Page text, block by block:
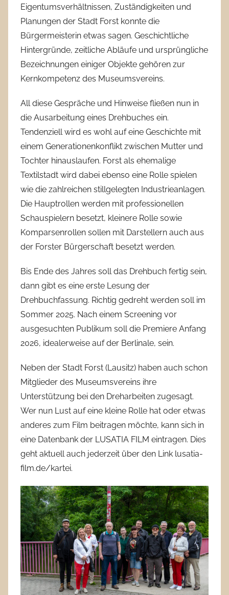
Eigentumsverhältnissen, Zuständigkeiten und
Planungen der Stadt Forst konnte die
Bürgermeisterin etwas sagen. Geschichtliche
Hintergründe, zeitliche Abläufe und ursprüngliche
Bezeichnungen einiger Objekte gehören zur
Kernkompetenz des Museumsvereins.
All diese Gespräche und Hinweise fließen nun in
die Ausarbeitung eines Drehbuches ein.
Tendenziell wird es wohl auf eine Geschichte mit
einem Generationenkonflikt zwischen Mutter und
Tochter hinauslaufen. Forst als ehemalige
Textilstadt wird dabei ebenso eine Rolle spielen
wie die zahlreichen stillgelegten Industrieanlagen.
Die Hauptrollen werden mit professionellen
Schauspielern besetzt, kleinere Rolle sowie
Komparsenrollen sollen mit Darstellern auch aus
der Forster Bürgerschaft besetzt werden.
Bis Ende des Jahres soll das Drehbuch fertig sein,
dann gibt es eine erste Lesung der
Drehbuchfassung. Richtig gedreht werden soll im
Sommer 2025. Nach einem Screening vor
ausgesuchten Publikum soll die Premiere Anfang
2026, idealerweise auf der Berlinale, sein.
Neben der Stadt Forst (Lausitz) haben auch schon
Mitglieder des Museumsvereins ihre
Unterstützung bei den Dreharbeiten zugesagt.
Wer nun Lust auf eine kleine Rolle hat oder etwas
anderes zum Film beitragen möchte, kann sich in
eine Datenbank der LUSATIA FILM eintragen. Dies
geht aktuell auch jederzeit über den Link lusatia-
film.de/kartei.